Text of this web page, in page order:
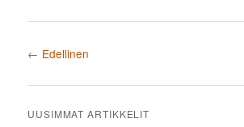
Artikkelien selaus
← Edellinen
UUSIMMAT ARTIKKELIT